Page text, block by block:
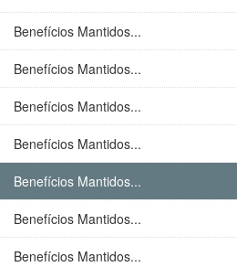
Benefícios Mantidos...
Benefícios Mantidos...
Benefícios Mantidos...
Benefícios Mantidos...
Benefícios Mantidos...
Benefícios Mantidos...
Benefícios Mantidos...